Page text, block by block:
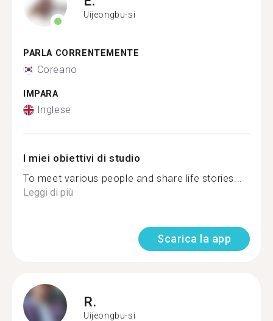
Uijeongbu-si
PARLA CORRENTEMENTE
Coreano
IMPARA
Inglese
I miei obiettivi di studio
To meet various people and share life stories...
Leggi di più
Scarica la app
R.
Uijeongbu-si